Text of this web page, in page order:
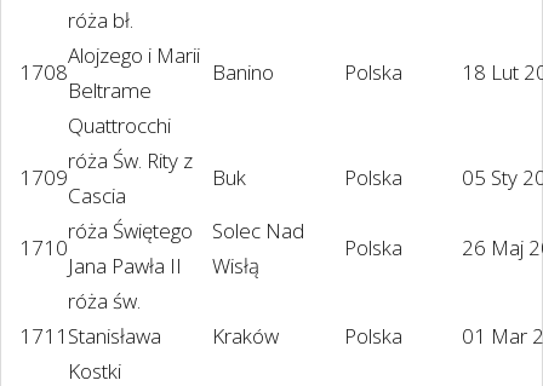
1708
róża bł.
Alojzego i Marii
Beltrame
Quattrocchi
Banino Polska 18 Lut
1709
róża Św. Rity z
Cascia
Buk Polska 05 Sty
1710
róża Świętego
Jana Pawła II
Solec Nad
Wisłą
Polska 26 Maj
1711
róża św.
Stanisława
Kostki
Kraków Polska 01 Mar